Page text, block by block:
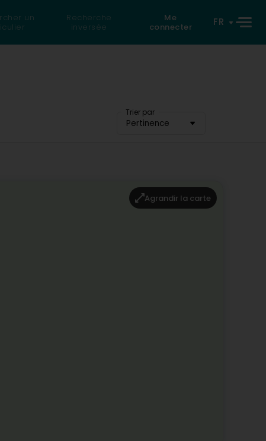
un
Recherche
inversée
Me
connecter
FR
Trier par
Pertinence
Agrandir la carte